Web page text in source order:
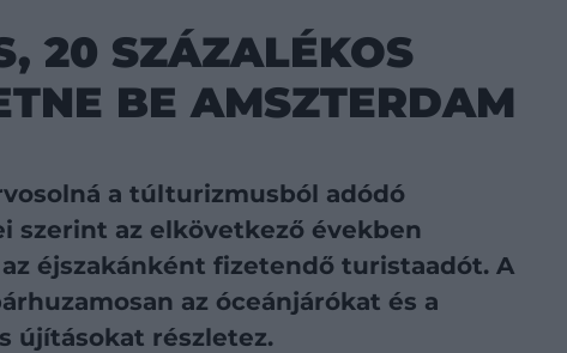
20 SZÁZALÉKOS
BE AMSZTERDAM
a túlturizmusból adódó
szerint az elkövetkező években
éjszakánként fizetendő turistaadót. A
az óceánjárókat és a
újításokat részletez.